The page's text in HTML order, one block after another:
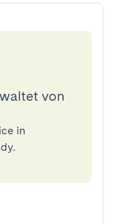
von
in